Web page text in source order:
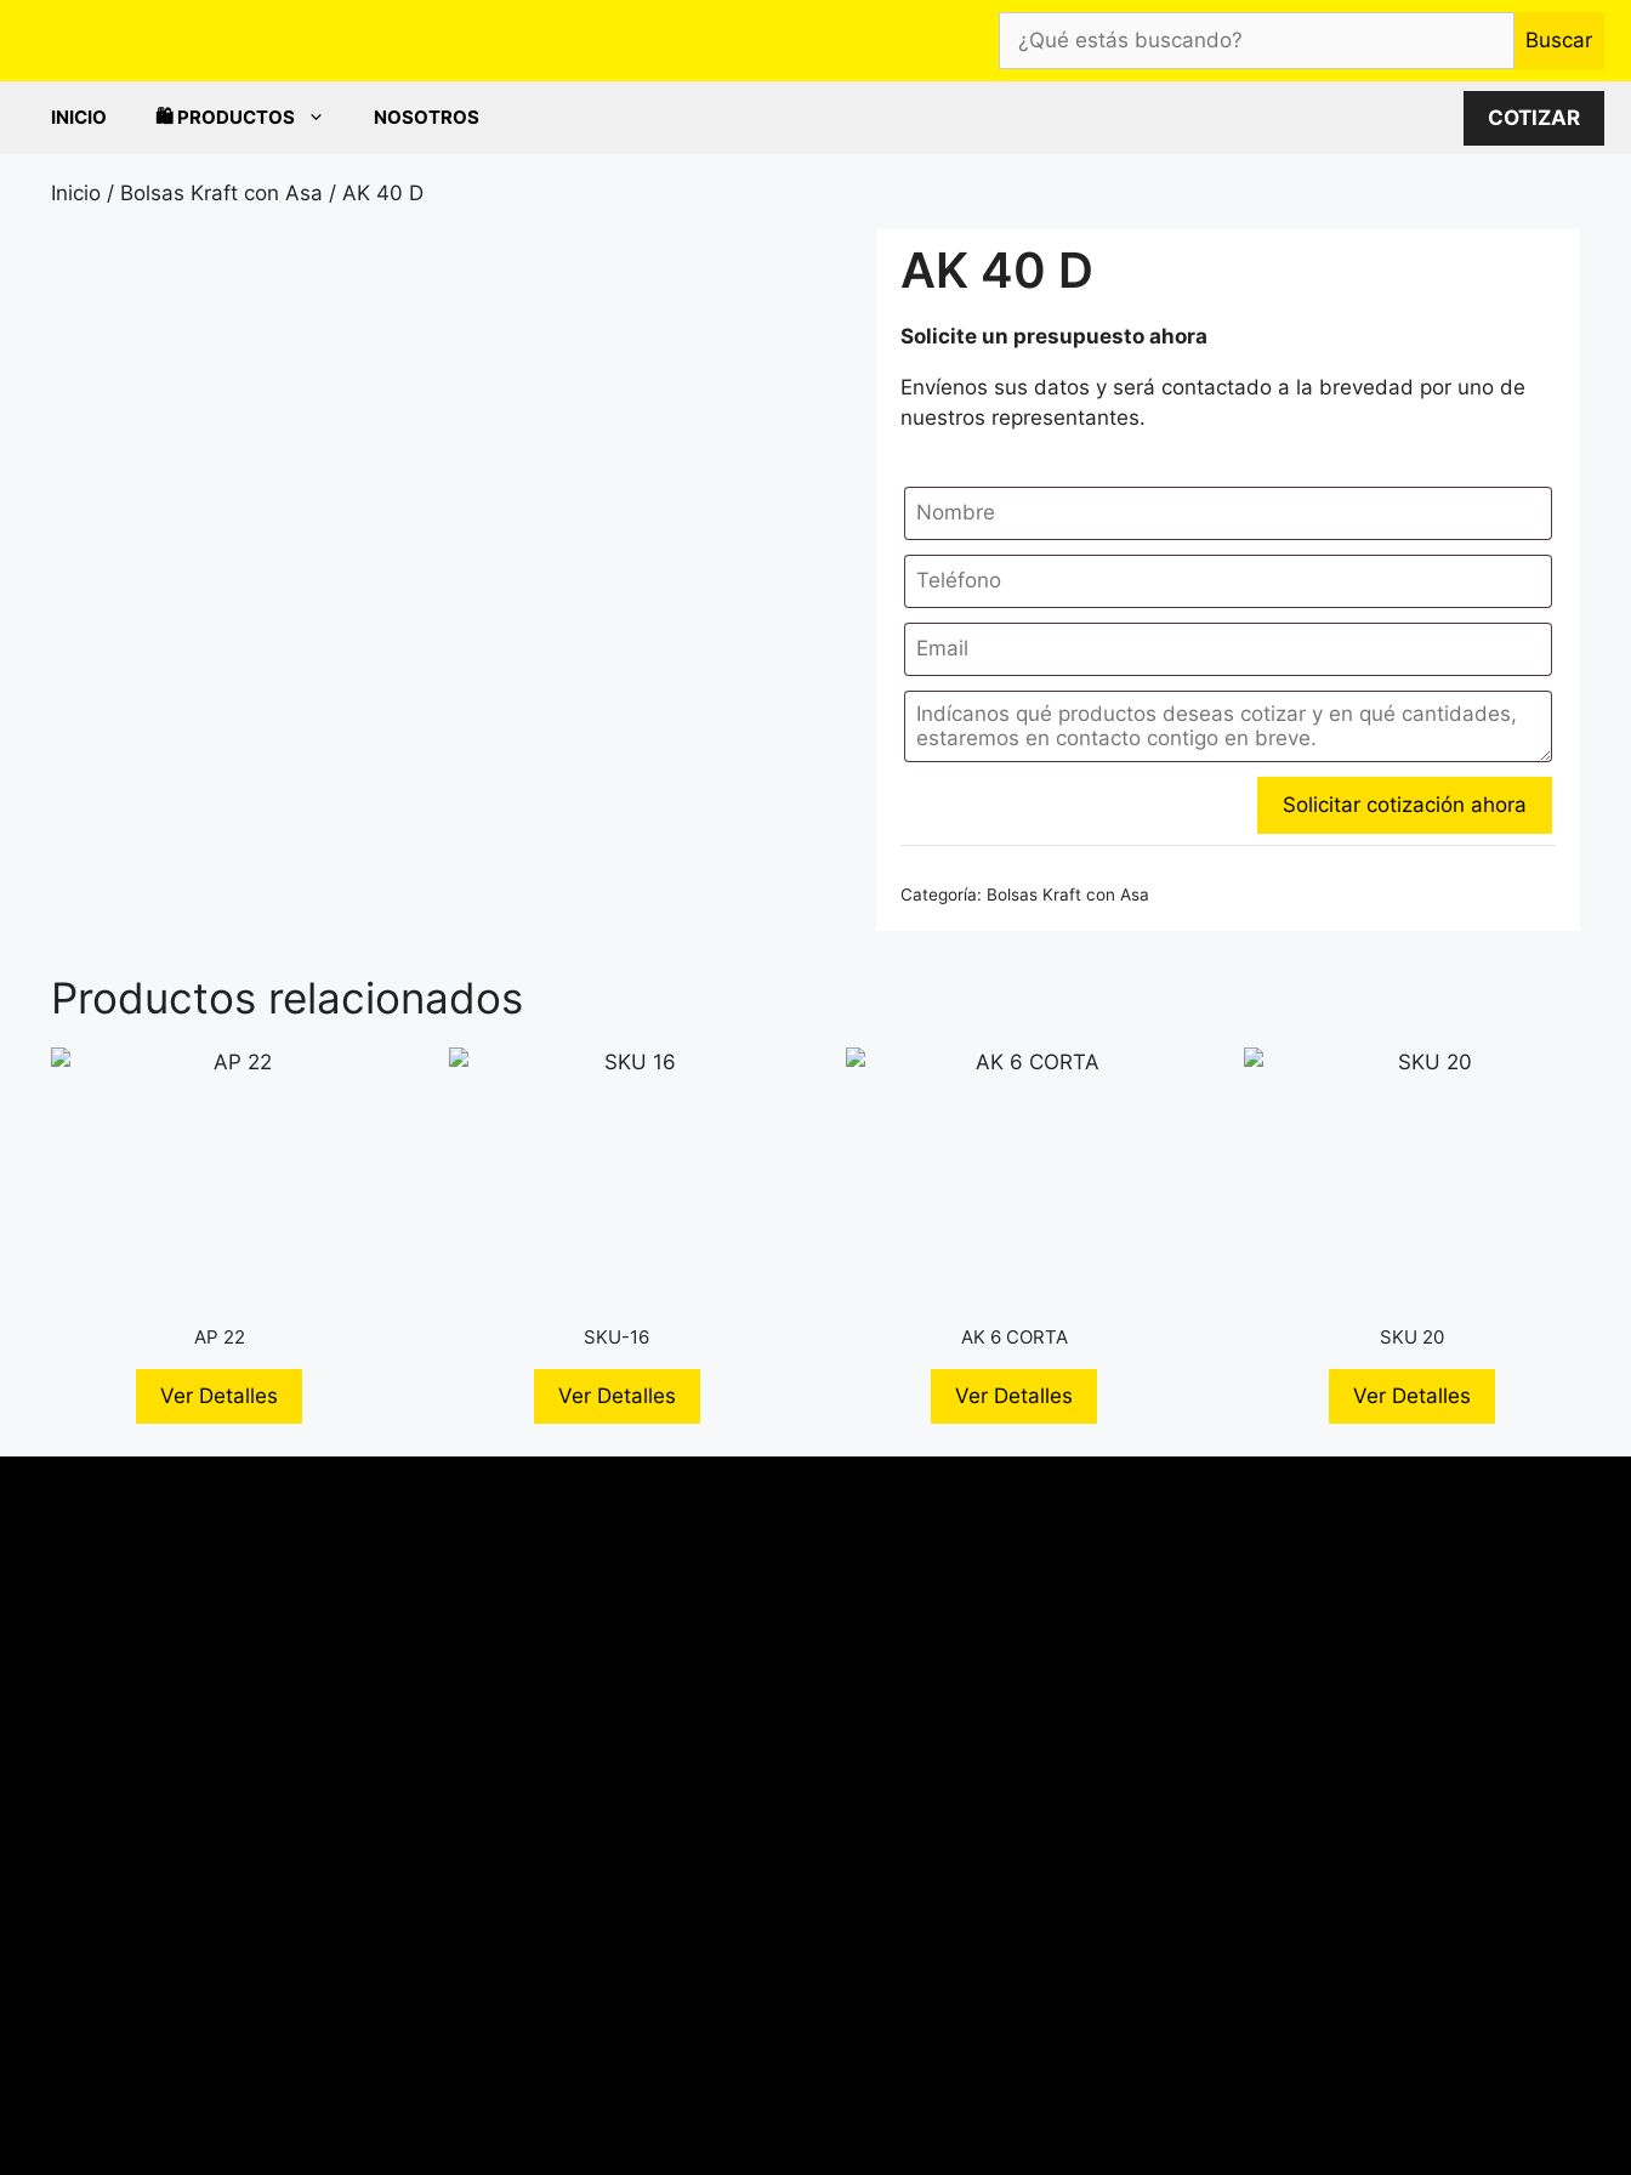
¿Qué
estás
buscando?
Buscar
INICIO 🛍️ PRODUCTOS NOSOTROS COTIZAR
Inicio / Bolsas Kraft con Asa / AK 40 D
AK 40 D
Solicite un presupuesto ahora
Envíenos sus datos y será contactado a la brevedad por uno de
nuestros representantes.
Categoría: Bolsas Kraft con Asa
Productos relacionados
AP 22
Ver Detalles
SKU-16
Ver Detalles
AK 6 CORTA
Ver Detalles
SKU 20
Ver Detalles